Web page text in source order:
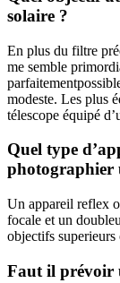
solaire ?
En plus du filtre
me semble
modeste. Les plus
télescope équipé
Quel type
photographier
Un appareil reflex
focale et un
objectifs
Faut il prévoir